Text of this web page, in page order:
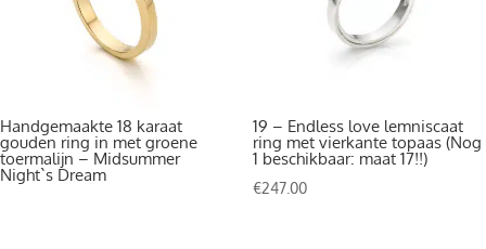
Handgemaakte 18 karaat
gouden ring in met groene
toermalijn – Midsummer
Night`s Dream
19 – Endless love lemniscaat
ring met vierkante topaas (Nog
1 beschikbaar: maat 17!!)
€247.00